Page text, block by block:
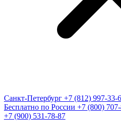
Санкт-Петербург +7 (812) 997-33-
Бесплатно по России +7 (800)
+7 (900) 531-78-87